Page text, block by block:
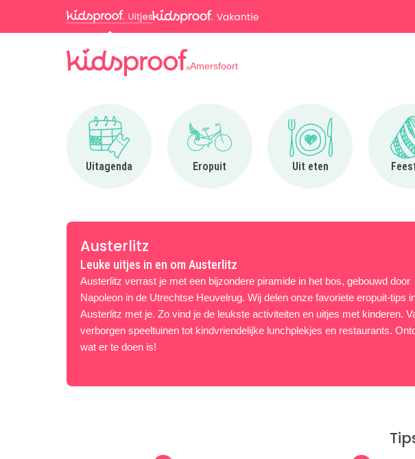
Amersfoort
Uitagenda
Ga naar Uitagenda
Eropuit
Ga naar Eropuit
Uit eten
Ga naar Uit eten
Austerlitz
Leuke uitjes in en om Austerlitz
Austerlitz verrast je met een bijzondere piramide in het bos, gebouwd door
Napoleon in de Utrechtse Heuvelrug. Wij delen onze favoriete eropuit-tips
Austerlitz met je. Zo vind je de leukste activiteiten en uitjes met kinderen.
verborgen speeltuinen tot kindvriendelijke lunchplekjes en restaurants.
wat er te doen is!